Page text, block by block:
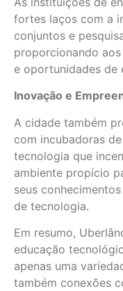
fortes laços com a
conjuntos e
proporcionando
e oportunidades de
Inovação e
A cidade também
com incubadoras
tecnologia que
ambiente propício
seus
de tecnologia.
Em resumo,
educação
apenas uma
também conexões